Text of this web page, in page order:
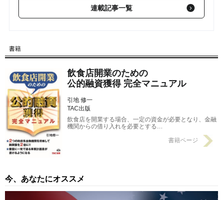
【第6回】 無担保無保証の「新創業融資」と「創業融資」の違
【第5回】 信用保証協会付融資（制度融資）の仕組みとは？
2017/10/19
連載記事一覧
書籍
飲食店開業のための
公的融資獲得 完全マニュアル
引地 修一
TAC出版
飲食店を開業する場合、一定の資金が必要となり、金融
機関からの借り入れを必要とする…
書籍ページ
今、あなたにオススメ